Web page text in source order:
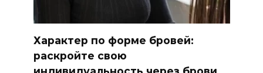
Характер по форме бровей:
раскройте свою